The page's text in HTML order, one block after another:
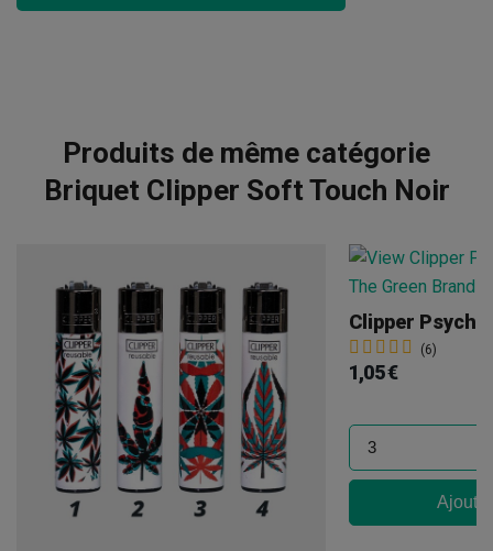
Produits de même catégorie
Briquet Clipper Soft Touch Noir
Clipper
(6)
1,05 €